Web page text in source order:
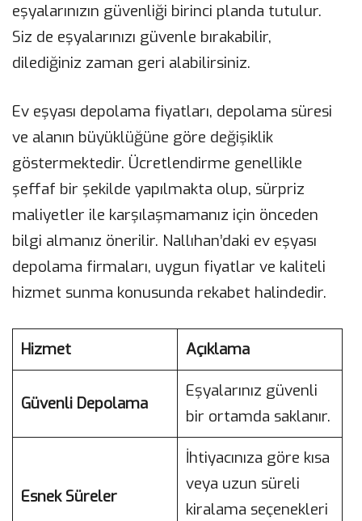
eşyalarınızın güvenliği birinci planda tutulur.
Siz de eşyalarınızı güvenle bırakabilir,
dilediğiniz zaman geri alabilirsiniz.
Ev eşyası depolama fiyatları, depolama süresi
ve alanın büyüklüğüne göre değişiklik
göstermektedir. Ücretlendirme genellikle
şeffaf bir şekilde yapılmakta olup, sürpriz
maliyetler ile karşılaşmamanız için önceden
bilgi almanız önerilir. Nallıhan’daki ev eşyası
depolama firmaları, uygun fiyatlar ve kaliteli
hizmet sunma konusunda rekabet halindedir.
Hizmet Açıklama
Güvenli Depolama
Eşyalarınız güvenli
bir ortamda saklanır.
Esnek Süreler
İhtiyacınıza göre kısa
veya uzun süreli
kiralama seçenekleri